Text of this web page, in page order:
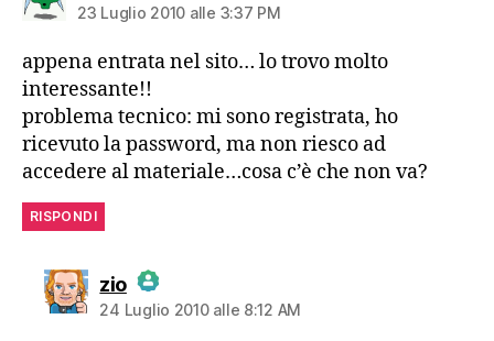
23 Luglio 2010 alle 3:37 PM
appena entrata nel sito… lo trovo molto
interessante!!
problema tecnico: mi sono registrata, ho
ricevuto la password, ma non riesco ad
accedere al materiale…cosa c’è che non va?
RISPONDI
ziodice:
The Real Person Badge!
24 Luglio 2010 alle 8:12 AM